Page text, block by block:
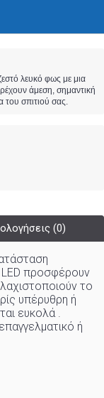
λευκό φως με μια
άμεση, σημαντική
του σπιτιού σας.
(0)
προσφέρουν
το
υπέρυθρη ή
ευκολά .
ή